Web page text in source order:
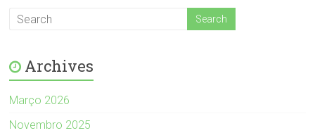
Archives
Março 2026
Novembro 2025